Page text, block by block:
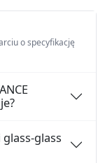
o specyfikację
glass-glass